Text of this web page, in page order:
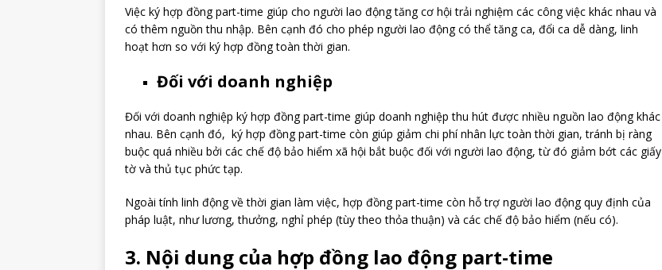
Việc ký hợp đồng part-time giúp cho người lao động tăng cơ hội trải nghiệm các công việc khác nhau và
có thêm nguồn thu nhập. Bên cạnh đó cho phép người lao động có thể tăng ca, đổi ca dễ dàng, linh
hoạt hơn so với ký hợp đồng toàn thời gian.
Đối với doanh nghiệp
Đối với doanh nghiệp ký hợp đồng part-time giúp doanh nghiệp thu hút được nhiều nguồn lao động khác
nhau. Bên cạnh đó, ký hợp đồng part-time còn giúp giảm chi phí nhân lực toàn thời gian, tránh bị ràng
buộc quá nhiều bởi các chế độ bảo hiểm xã hội bắt buộc đối với người lao động, từ đó giảm bớt các giấy
tờ và thủ tục phức tạp.
Ngoài tính linh động về thời gian làm việc, hợp đồng part-time còn hỗ trợ người lao động quy định của
pháp luật, như lương, thưởng, nghỉ phép (tùy theo thỏa thuận) và các chế độ bảo hiểm (nếu có).
3. Nội dung của hợp đồng lao động part-time